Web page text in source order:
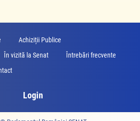
Achiziții Publice
În vizită la Senat
Întrebări frecvente
Login